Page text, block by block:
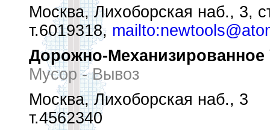
Москва, Лихоборская наб., 3,
т.6019318,
Дорожно-Механизированное
Мусор - Вывоз
Москва, Лихоборская наб., 3
т.4562340